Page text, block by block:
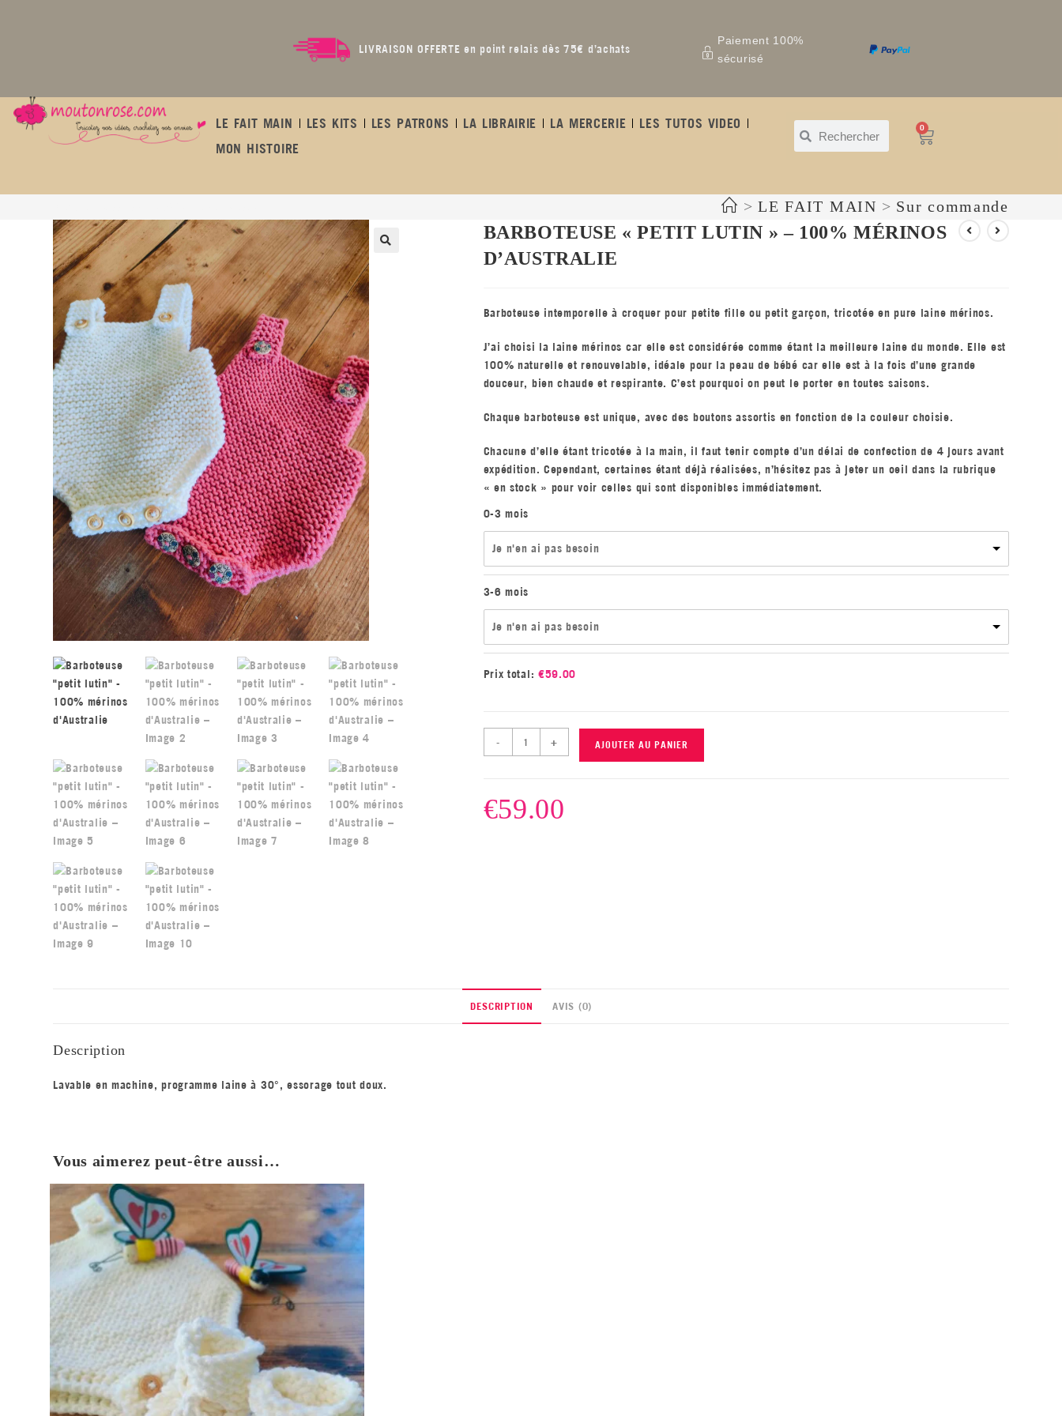
LIVRAISON OFFERTE en point relais dès 75€ d’achats
Paiement 100%
sécurisé
LE FAIT MAIN LES KITS LES PATRONS LA LIBRAIRIE LA MERCERIE
LES TUTOS VIDEO
MON HISTOIRE
0
> LE FAIT MAIN > Sur commande
BARBOTEUSE « PETIT LUTIN » – 100% MÉRINOS
D’AUSTRALIE
Barboteuse intemporelle à croquer pour petite fille ou petit garçon, tricotée en pure laine mérinos.
J’ai choisi la laine mérinos car elle est considérée comme étant la meilleure laine du monde. Elle est
100% naturelle et renouvelable, idéale pour la peau de bébé car elle est à la fois d’une grande
douceur, bien chaude et respirante. C’est pourquoi on peut le porter en toutes saisons.
Chaque barboteuse est unique, avec des boutons assortis en fonction de la couleur choisie.
Chacune d’elle étant tricotée à la main, il faut tenir compte d’un délai de confection de 4 jours avant
expédition. Cependant, certaines étant déjà réalisées, n’hésitez pas à jeter un oeil dans la rubrique
« en stock » pour voir celles qui sont disponibles immédiatement.
0-3 mois
Je n'en ai pas besoin
3-6 mois
Je n'en ai pas besoin
Prix total: €59.00
- + AJOUTER AU PANIER
€59.00
DESCRIPTION AVIS (0)
Description
Lavable en machine, programme laine à 30°, essorage tout doux.
Vous aimerez peut-être aussi…